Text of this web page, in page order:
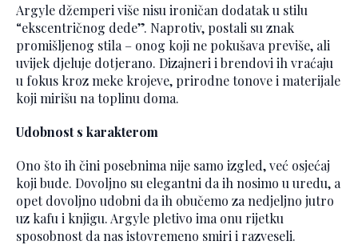
Argyle džemperi više nisu ironičan dodatak u stilu
“ekscentričnog dede”. Naprotiv, postali su znak
promišljenog stila – onog koji ne pokušava previše, ali
uvijek djeluje dotjerano. Dizajneri i brendovi ih vraćaju
u fokus kroz meke krojeve, prirodne tonove i materijale
koji mirišu na toplinu doma.
Udobnost s karakterom
Ono što ih čini posebnima nije samo izgled, već osjećaj
koji bude. Dovoljno su elegantni da ih nosimo u uredu, a
opet dovoljno udobni da ih obučemo za nedjeljno jutro
uz kafu i knjigu. Argyle pletivo ima onu rijetku
sposobnost da nas istovremeno smiri i razveseli.